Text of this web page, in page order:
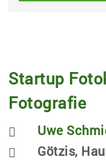
Startup
Fotografie
Uwe
Götzis,